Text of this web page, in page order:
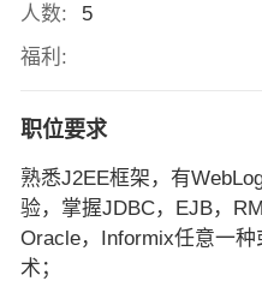
人数:
5
福利:
职位要求
熟悉J2EE框架，有
验，掌握JDBC，EJB，
Oracle，Informix任意一
术；